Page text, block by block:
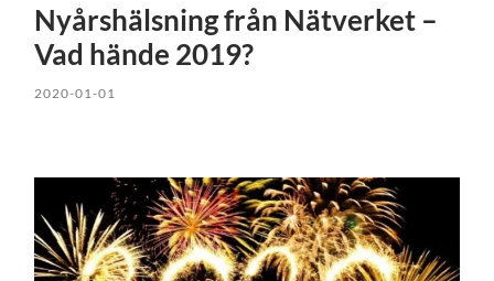
Nyårshälsning från Nätverket –
Vad hände 2019?
2020-01-01